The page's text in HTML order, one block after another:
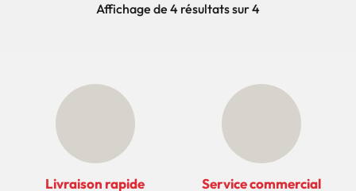
Affichage de 4 résultats sur 4
Livraison rapide Service commercial